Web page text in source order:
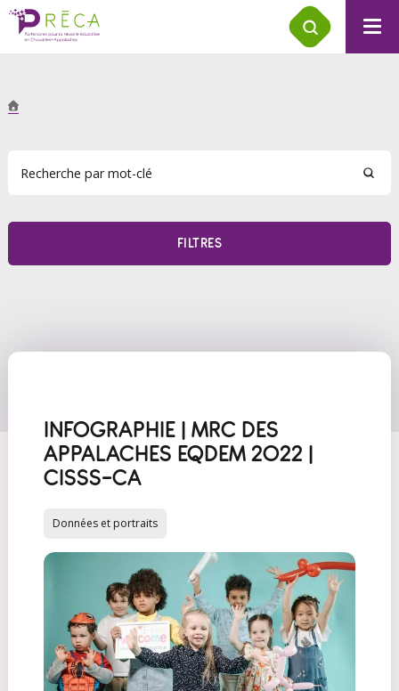
FILTRES
INFOGRAPHIE | MRC DES
APPALACHES EQDEM 2022 |
CISSS-CA
Données et portraits